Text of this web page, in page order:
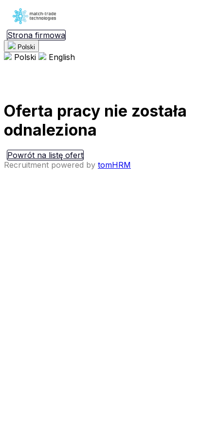
Strona firmowa
Polski
Polski English
Oferta pracy nie została
odnaleziona
Powrót na listę ofert
Recruitment powered by tomHRM